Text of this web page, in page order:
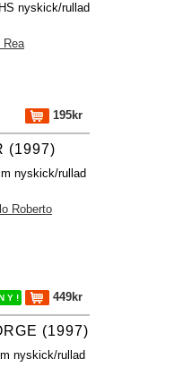
nyskick/rullad
Rea
195kr
(1997)
nyskick/rullad
Roberto
Y ! 449kr
(1997)
nyskick/rullad